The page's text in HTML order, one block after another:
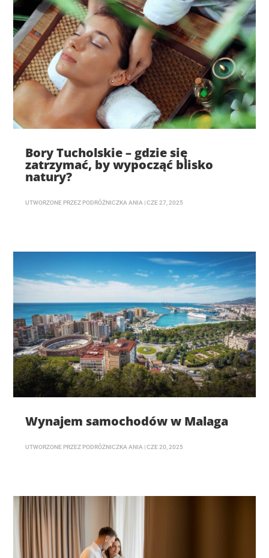
Bory Tucholskie – gdzie się
zatrzymać, by wypocząć blisko
natury?
UTWORZONE PRZEZ PODRÓŻNICZKA ANIA |CZE 27, 2025
Wynajem samochodów w Malaga
UTWORZONE PRZEZ PODRÓŻNICZKA ANIA |CZE 20, 2025